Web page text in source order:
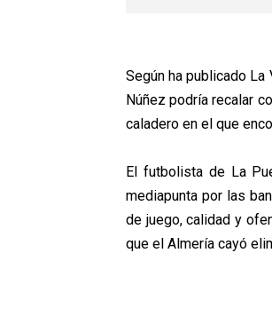
Según ha publicado La
Núñez podría recalar
caladero en el que
El futbolista de La
mediapunta por las
de juego, calidad y
que el Almería cayó